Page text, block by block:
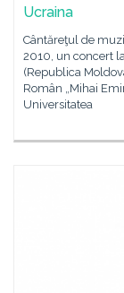
Ucraina
Cântăreţul de
2010, un concert
(Republica
Român „Mihai
Universitatea